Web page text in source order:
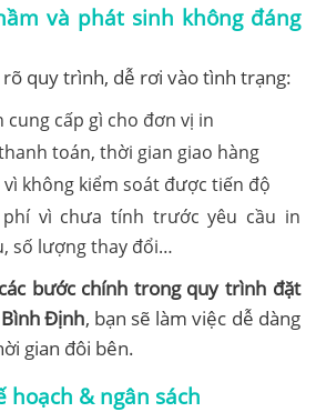
và phát sinh không đáng
quy trình, dễ rơi vào tình trạng:
cung cấp gì cho đơn vị in
toán, thời gian giao hàng
không kiểm soát được tiến độ
vì chưa tính trước yêu cầu in
số lượng thay đổi…
bước chính trong quy trình đặt
Định, bạn sẽ làm việc dễ dàng
gian đôi bên.
hoạch & ngân sách